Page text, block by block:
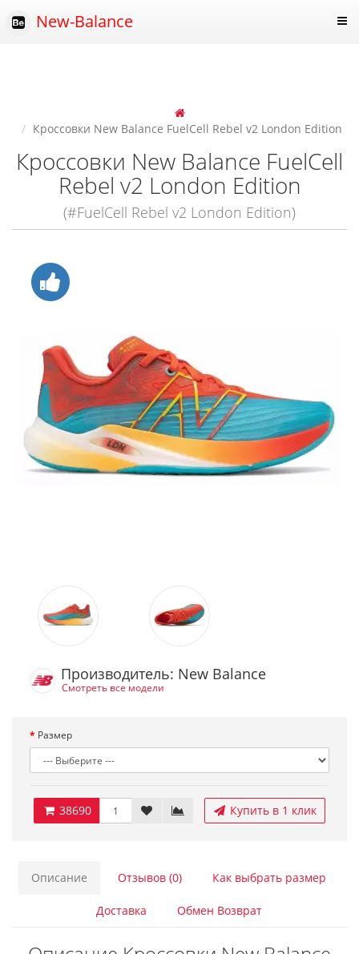
New-Balance
Кроссовки New Balance FuelCell Rebel v2 London Edition
Кроссовки New Balance FuelCell
Rebel v2 London Edition
(#FuelCell Rebel v2 London Edition)
Производитель: New Balance
Смотреть все модели
Размер
38690 Купить в 1 клик
Описание Отзывов (0) Как выбрать размер
Доставка Обмен Возврат